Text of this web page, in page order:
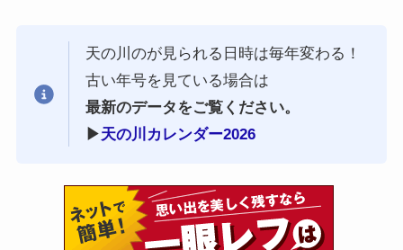
天の川のが見られる日時は毎年変わる！
古い年号を見ている場合は
最新のデータをご覧ください。
▶︎天の川カレンダー2026